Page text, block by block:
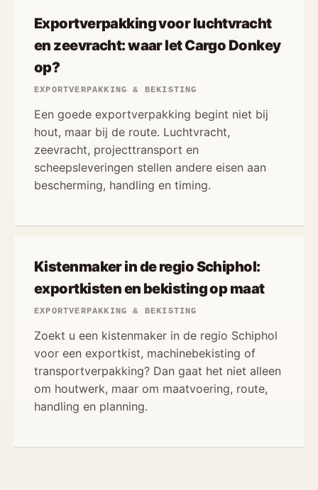
Exportverpakking voor luchtvracht
en zeevracht: waar let Cargo Donkey
op?
EXPORTVERPAKKING & BEKISTING
Een goede exportverpakking begint niet bij
hout, maar bij de route. Luchtvracht,
zeevracht, projecttransport en
scheepsleveringen stellen andere eisen aan
bescherming, handling en timing.
Kistenmaker in de regio Schiphol:
exportkisten en bekisting op maat
EXPORTVERPAKKING & BEKISTING
Zoekt u een kistenmaker in de regio Schiphol
voor een exportkist, machinebekisting of
transportverpakking? Dan gaat het niet alleen
om houtwerk, maar om maatvoering, route,
handling en planning.